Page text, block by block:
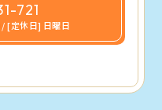
721
[定休日] 日曜日